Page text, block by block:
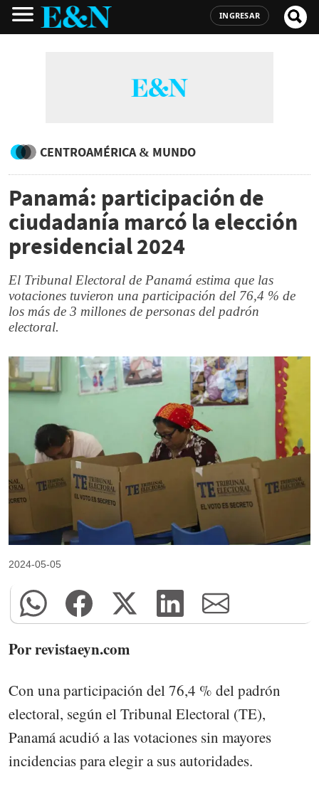
INGRESAR
CENTROAMÉRICA & MUNDO
Panamá: participación de
ciudadanía marcó la elección
presidencial 2024
El Tribunal Electoral de Panamá estima que las
votaciones tuvieron una participación del 76,4 % de
los más de 3 millones de personas del padrón
electoral.
2024-05-05
Por revistaeyn.com
Con una participación del 76,4 % del padrón
electoral, según el Tribunal Electoral (TE),
Panamá acudió a las votaciones sin mayores
incidencias para elegir a sus autoridades.